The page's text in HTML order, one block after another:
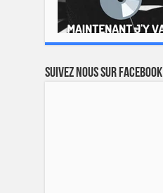
Suivez nous sur Facebook